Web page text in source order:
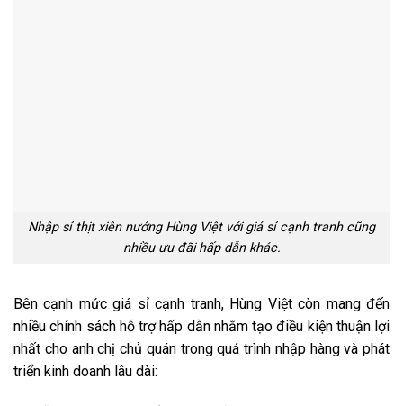
Nhập sỉ thịt xiên nướng Hùng Việt với giá sỉ cạnh tranh cũng
nhiều ưu đãi hấp dẫn khác.
Bên cạnh mức giá sỉ cạnh tranh, Hùng Việt còn mang đến
nhiều chính sách hỗ trợ hấp dẫn nhằm tạo điều kiện thuận lợi
nhất cho anh chị chủ quán trong quá trình nhập hàng và phát
triển kinh doanh lâu dài: